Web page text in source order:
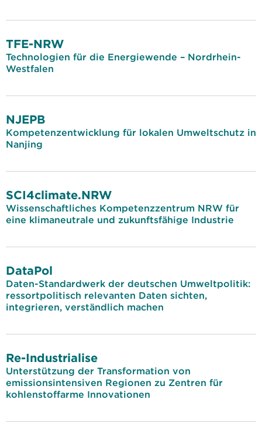
TFE-NRW
Technologien für die Energiewende – Nordrhein-
Westfalen
NJEPB
Kompetenzentwicklung für lokalen Umweltschutz in
Nanjing
SCI4climate.NRW
Wissenschaftliches Kompetenzzentrum NRW für
eine klimaneutrale und zukunftsfähige Industrie
DataPol
Daten-Standardwerk der deutschen Umweltpolitik:
ressortpolitisch relevanten Daten sichten,
integrieren, verständlich machen
Re-Industrialise
Unterstützung der Transformation von
emissionsintensiven Regionen zu Zentren für
kohlenstoffarme Innovationen